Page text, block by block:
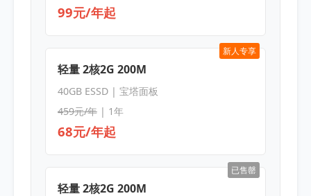
99元/年起
新人专享
轻量 2核2G 200M
40GB ESSD | 宝塔面板
459元/年| 1年
68元/年起
已售罄
轻量 2核2G 200M